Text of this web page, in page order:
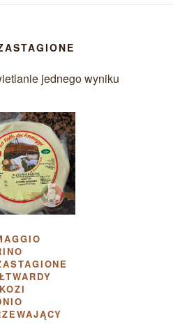
jednego wyniku